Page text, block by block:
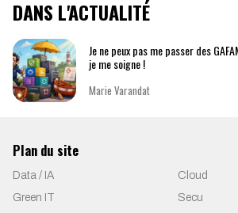
DANS L'ACTUALITÉ
Je ne peux pas me passer des
je me soigne !
Marie Varandat
Plan du site
Data / IA
Cloud
Green IT
Secu